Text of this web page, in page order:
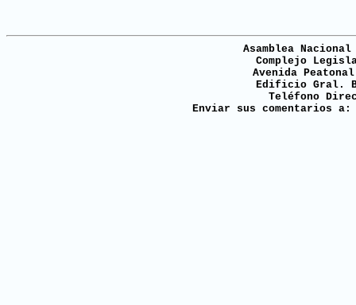
Asamblea
Complejo
Avenida
Edificio Gral.
Teléfono
Enviar sus comentarios